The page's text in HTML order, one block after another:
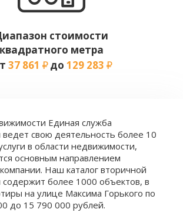
стоимости
квадратного метра
37 861 до 129 283
Единая служба
свою деятельность более 10
в области недвижимости,
основным направлением
Наш каталог вторичной
более 1000 объектов, в
на улице Максима Горького по
до 15 790 000 рублей.